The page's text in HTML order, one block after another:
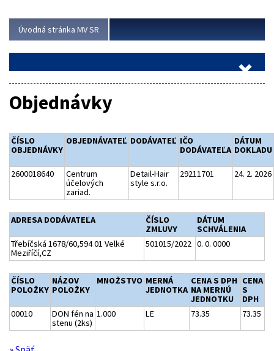
Úvodná stránka MV SR
Objednávky
ČÍSLO
OBJEDNÁVKY
OBJEDNÁVATEĽ DODÁVATEĽ IČO
DODÁVATEĽA
DÁTUM
DOKLADU
2600018640
Centrum
účelových
zariad.
Detail-Hair
style s.r.o.
29211701 24. 2. 2026
ADRESA DODÁVATEĽA
ČÍSLO
ZMLUVY
DÁTUM
SCHVÁLENIA
Třebíčská 1678/60,594 01 Velké
Meziříčí,CZ
501015/2022 0. 0. 0000
ČÍSLO
POLOŽKY
NÁZOV
POLOŽKY
MNOŽSTVO MERNÁ
JEDNOTKA
CENA S DPH
NA MERNÚ
JEDNOTKU
CENA
S
DPH
00010
DON fén na
stenu (2ks)
1.000 LE 73.35 73.35